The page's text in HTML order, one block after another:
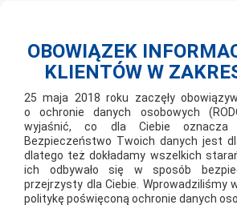
ROZBUDOWA MRÓWKI W
Od 14.10.2021 roku 15-tysięczna
Dolnym Śląsku w przepięknej scenerii Gór
cieszyć się nowym obiektem Mrówki,
metamorfozie. Nowa Mrówka to
obecnie zajmuje powierzchnię 1400 m 2
OBOWIĄZEK
KLIENTÓW W
25 maja 2018 roku zaczęły
o ochronie danych osobowych
wyjaśnić, co dla Ciebie
Bezpieczeństwo Twoich danych jest
dlatego też dokładamy wszelkich
ich odbywało się w sposób
przejrzysty dla Ciebie. Wprowadziliśmy
politykę poświęconą ochronie danych